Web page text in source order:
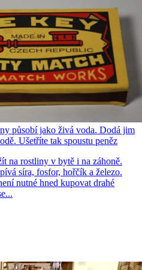
působí jako živá voda. Dodá jim
Ušetříte tak spoustu peněz
na rostliny v bytě i na záhoně.
síra, fosfor, hořčík a železo.
nutné hned kupovat drahé